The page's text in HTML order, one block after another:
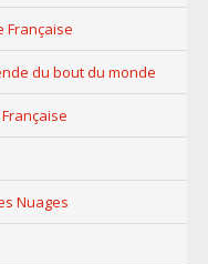
Française
du bout du monde
Nuages